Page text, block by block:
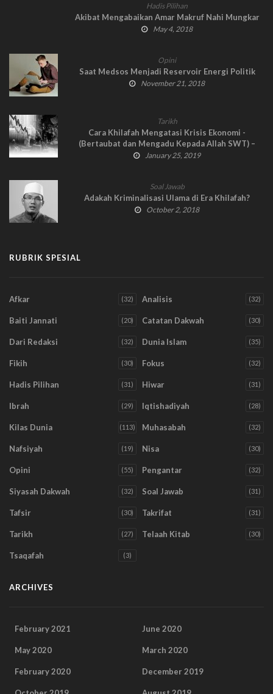
Hadis Pilihan
Akibat Mengabaikan Amar Makruf Nahi Mungkar
May 4, 2018
Opini
Saat Medsos Menjadi Reservoir Energi Politik
November 21, 2018
Tarikh
Cara Khilafah Mengatasi Krisis Ekonomi -
(Bertaubat dan Mengadu Kepada Allah SWT) –
Bagian 4
January 25, 2019
Soal Jawab
Adakah Kriminalisasi Ulama di Era Khilafah?
October 2, 2018
RUBRIK SPESIAL
Afkar (32) Analisis (32)
Baiti Jannati (20) Catatan Dakwah (30)
Dari Redaksi (32) Dunia Islam (35)
Fikih (30) Fokus (32)
Hadis Pilihan (31) Hiwar (31)
Ibrah (29) Iqtishadiyah (28)
Kilas Dunia (113) Muhasabah (32)
Nafsiyah (19) Nisa (30)
Opini (55) Pengantar (32)
Siyasah Dakwah (32) Soal Jawab (31)
Tafsir (30) Takrifat (31)
Tarikh (27) Telaah Kitab (30)
Tsaqafah (3)
ARCHIVES
February 2021 June 2020
May 2020 March 2020
February 2020 December 2019